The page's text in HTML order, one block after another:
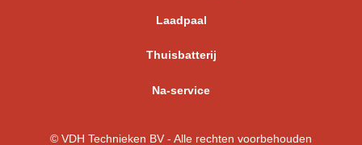
Laadpaal
Thuisbatterij
Na-service
© VDH Technieken BV - Alle rechten voorbehouden